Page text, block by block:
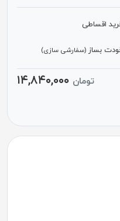
اقساطی
بساز(سفارشی سازی)
تومان ۱۴,۸۴۰,۰۰۰